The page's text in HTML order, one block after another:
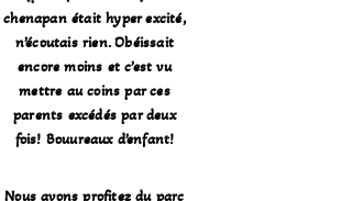
chenapan était hyper excité,
n’écoutais rien. Obéissait
encore moins et c’est vu
mettre au coins par ces
parents excédés par deux
fois! Bouureaux d’enfant!
Nous avons profitez du parc